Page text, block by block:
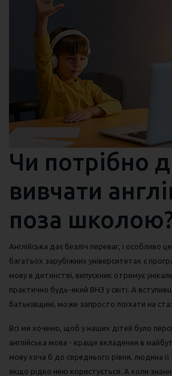
Чи потрібно
вивчати
поза
Англійська дає безліч переваг, і особливо
багатьох зарубіжних університетах є
мову в дитинстві, випускник отримує
практично будь-який ВНЗ у світі. А
батьківщині, може запросто поїхати на
Всі ми хочемо, щоб у наших дітей було
англійська мова - краще вкладення в
мову хоча б до середнього рівня, людина її
якщо рідко нею користується. А коли